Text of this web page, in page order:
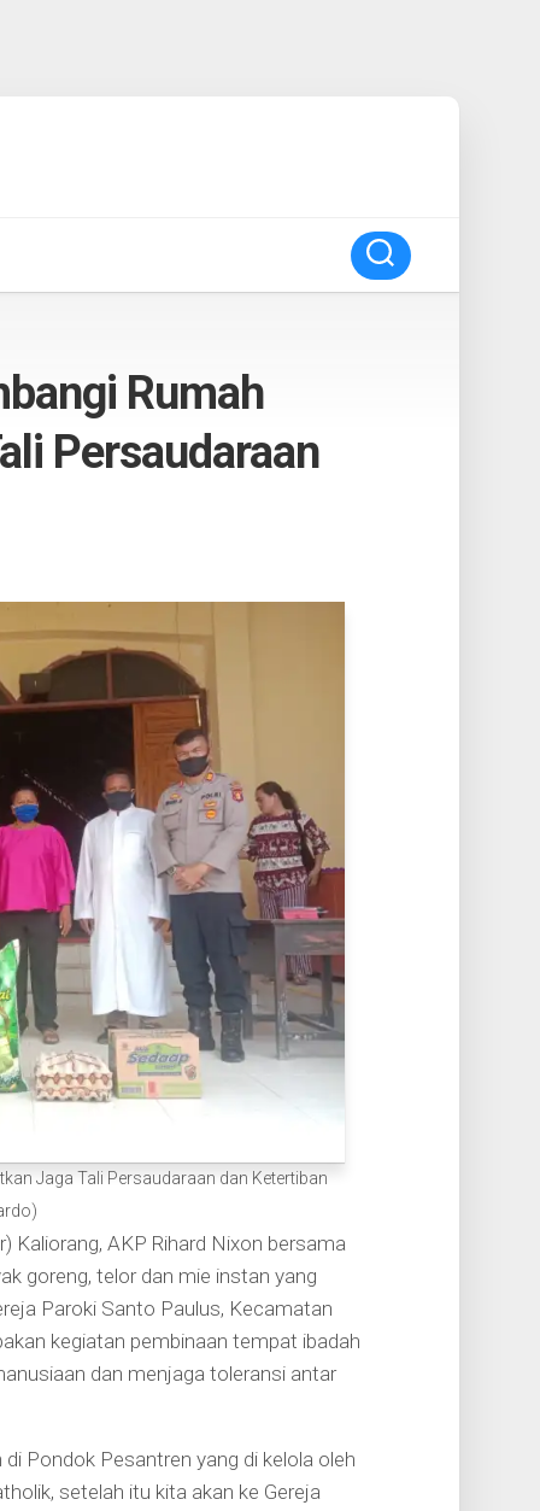
Rumah
Persaudaraan
Jaga Tali Persaudaraan dan Ketertiban
Kaliorang, AKP Rihard Nixon bersama
goreng, telor dan mie instan yang
Paroki Santo Paulus, Kecamatan
kegiatan pembinaan tempat ibadah
dan menjaga toleransi antar
Pondok Pesantren yang di kelola oleh
setelah itu kita akan ke Gereja